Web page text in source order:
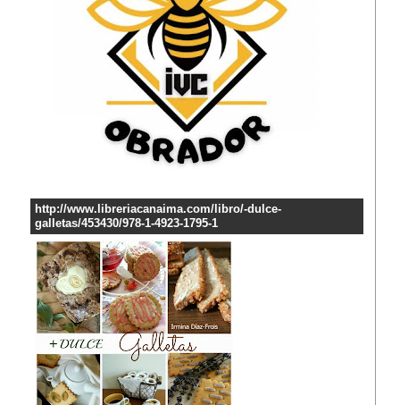
http://www.libreriacanaima.com/libro/-dulce-
galletas/453430/978-1-4923-1795-1